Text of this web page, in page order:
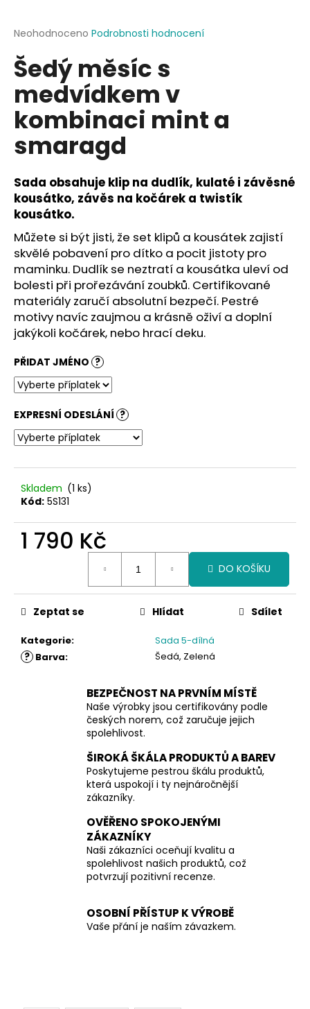
Průměrné
produktu
je
5
hvězdiček.
Neohodnoceno Podrobnosti hodnocení
Šedý měsíc s
medvídkem v
kombinaci mint a
smaragd
Sada obsahuje klip na dudlík, kulaté i závěsné
kousátko, závěs na kočárek a twistík
kousátko.
Můžete si být jisti, že set klipů a kousátek zajistí
skvělé pobavení pro dítko a pocit jistoty pro
maminku. Dudlík se neztratí a kousátka uleví od
bolesti při prořezávání zoubků. Certifikované
materiály zaručí absolutní bezpečí. Pestré
motivy navíc zaujmou a krásně oživí a doplní
jakýkoli kočárek, nebo hrací deku.
PŘIDAT JMÉNO ?
EXPRESNÍ ODESLÁNÍ ?
Skladem (1 ks)
Kód: 5S131
1 790 Kč
DO KOŠÍKU
Kategorie: Sada 5-dílná
? Barva: Šedá, Zelená
Zeptat se Hlídat Sdílet
BEZPEČNOST NA PRVNÍM MÍSTĚ
Naše výrobky jsou certifikovány podle
českých norem, což zaručuje jejich
spolehlivost.
ŠIROKÁ ŠKÁLA PRODUKTŮ A BAREV
Poskytujeme pestrou škálu produktů,
která uspokojí i ty nejnáročnější
zákazníky.
OVĚŘENO SPOKOJENÝMI
ZÁKAZNÍKY
Naši zákazníci oceňují kvalitu a
spolehlivost našich produktů, což
potvrzují pozitivní recenze.
OSOBNÍ PŘÍSTUP K VÝROBĚ
Vaše přání je naším závazkem.
j
í
t
?
D
o
p
o
r
u
č
u
j
e
m
e